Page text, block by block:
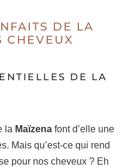
DE LA
CHEVEUX
DE LA
la Maïzena font d’elle une
Mais qu’est-ce qui rend
pour nos cheveux ? Eh